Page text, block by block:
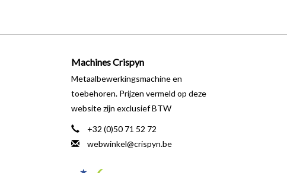
Machines Crispyn
Metaalbewerkingsmachine en
toebehoren. Prijzen vermeld op deze
website zijn exclusief BTW
+32 (0)50 71 52 72
webwinkel@crispyn.be